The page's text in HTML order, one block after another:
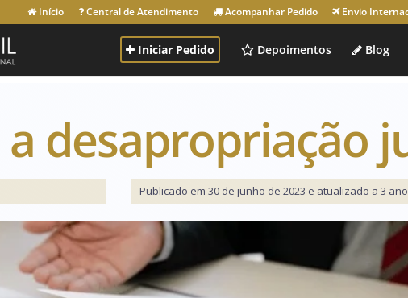
Início Central de Atendimento Acompanhar Pedido Envio
Iniciar Pedido Depoimentos Blog
desapropriação
Publicado em 30 de junho de 2023 e atualizado a 3